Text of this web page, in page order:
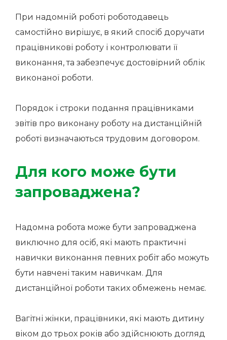
При надомній роботі роботодавець
самостійно вирішує, в який спосіб доручати
працівникові роботу і контролювати її
виконання, та забезпечує достовірний облік
виконаної роботи.
Порядок і строки подання працівниками
звітів про виконану роботу на дистанційній
роботі визначаються трудовим договором.
Для кого може бути
запроваджена?
Надомна робота може бути запроваджена
виключно для осіб, які мають практичні
навички виконання певних робіт або можуть
бути навчені таким навичкам. Для
дистанційної роботи таких обмежень немає.
Вагітні жінки, працівники, які мають дитину
віком до трьох років або здійснюють догляд